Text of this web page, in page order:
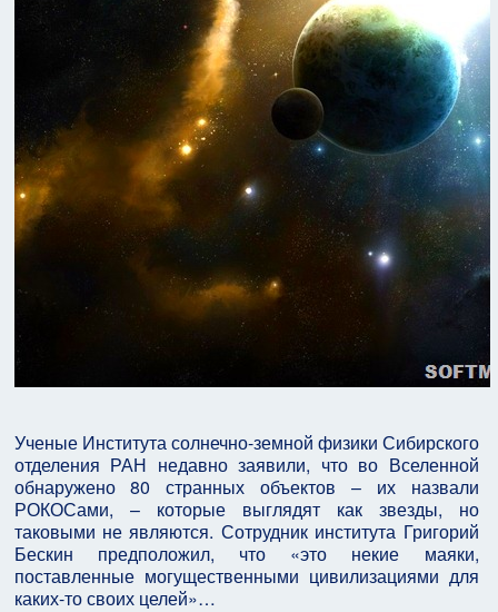
Ученые Института солнечно-земной физики Сибирского
отделения РАН недавно заявили, что во Вселенной
обнаружено 80 странных объектов – их назвали
РОКОСами, – которые выглядят как звезды, но
таковыми не являются. Сотрудник института Григорий
Бескин предположил, что «это некие маяки,
поставленные могущественными цивилизациями для
каких-то своих целей»…